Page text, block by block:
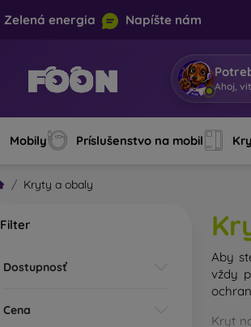
Zelená energia Napíšte nám
Ahoj,
Mobily Príslušenstvo na mobil
Kryty a obaly
Filter
Dostupnosť
Cena
Aby
vždy
Kryt